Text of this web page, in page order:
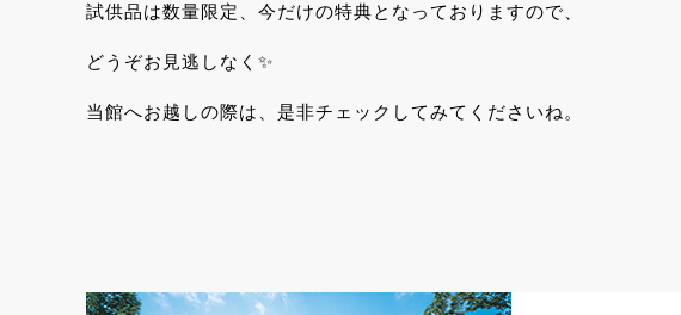
試供品は数量限定、今だけの特典となっておりますので、
どうぞお見逃しなく✨
当館へお越しの際は、是非チェックしてみてくださいね。